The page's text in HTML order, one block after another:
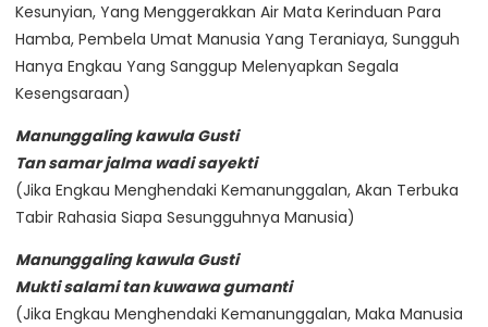
Kesunyian, Yang Menggerakkan Air Mata Kerinduan Para
Hamba, Pembela Umat Manusia Yang Teraniaya, Sungguh
Hanya Engkau Yang Sanggup Melenyapkan Segala
Kesengsaraan)
Manunggaling kawula Gusti
Tan samar jalma wadi sayekti
(Jika Engkau Menghendaki Kemanunggalan, Akan Terbuka
Tabir Rahasia Siapa Sesungguhnya Manusia)
Manunggaling kawula Gusti
Mukti salami tan kuwawa gumanti
(Jika Engkau Menghendaki Kemanunggalan, Maka Manusia